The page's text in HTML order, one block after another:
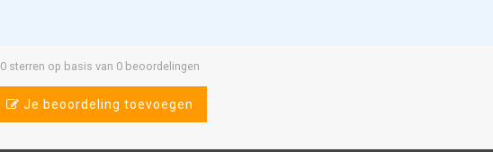
0 sterren op basis van 0 beoordelingen
Je beoordeling toevoegen